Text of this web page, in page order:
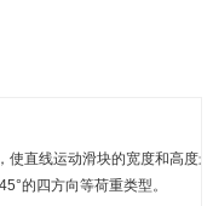
使直线运动滑块的宽度和高度
的四方向等荷重类型。